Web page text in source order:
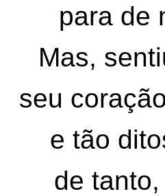
para de
Mas,
seu
e tão
de